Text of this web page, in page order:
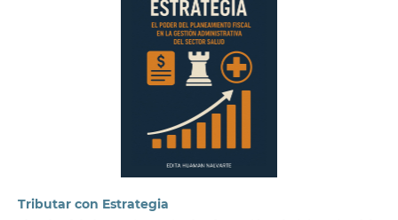
Tributar con Estrategia